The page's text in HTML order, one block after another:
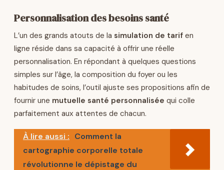
Personnalisation des besoins santé
L’un des grands atouts de la simulation de tarif en
ligne réside dans sa capacité à offrir une réelle
personnalisation. En répondant à quelques questions
simples sur l’âge, la composition du foyer ou les
habitudes de soins, l’outil ajuste ses propositions afin de
fournir une mutuelle santé personnalisée qui colle
parfaitement aux attentes de chacun.
À lire aussi : Comment la
cartographie corporelle totale
révolutionne le dépistage du